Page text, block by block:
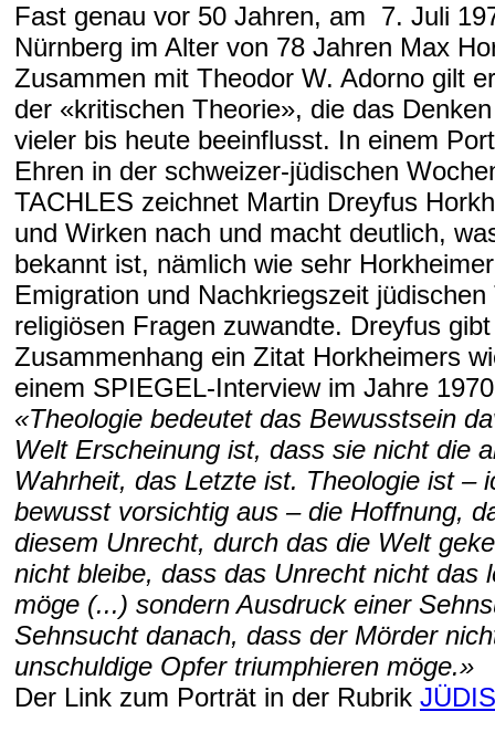
Fast genau vor 50 Jahren, am 7. Juli
Nürnberg im Alter von 78 Jahren Max
Zusammen mit Theodor W. Adorno gilt
der «kritischen Theorie», die das
vieler bis heute beeinflusst. In einem
Ehren in der schweizer-jüdischen
TACHLES zeichnet Martin Dreyfus
und Wirken nach und macht deutlich,
bekannt ist, nämlich wie sehr
Emigration und Nachkriegszeit
religiösen Fragen zuwandte. Dreyfus
Zusammenhang ein Zitat Horkheimers
einem SPIEGEL-Interview im Jahre
«Theologie bedeutet das Bewusstsein
Welt Erscheinung ist, dass sie nicht die
Wahrheit, das Letzte ist. Theologie ist –
bewusst vorsichtig aus – die Hoffnung,
diesem Unrecht, durch das die Welt
nicht bleibe, dass das Unrecht nicht das
möge (...) sondern Ausdruck einer
Sehnsucht danach, dass der Mörder
unschuldige Opfer triumphieren möge.»
Der Link zum Porträt in der Rubrik